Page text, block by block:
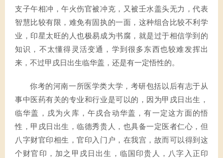
支子午相冲，午火伤官被冲克，又被壬水盖头无力，代表
智慧比较有限，难免有固执的一面，这种组合比较不利学
业，印星太旺的人也极易成为书腐，就是过于相信学到的
知识，不太懂得灵活变通，学到很多东西也较难发挥出
来，不过甲戌日出生临华盖，还是有一定悟性的。
你考的河南一所医学类大学，考研包括以后有志于从
事中医药有关的专业和行业是可以的，因为甲戌日出生，
临华盖，戌为火库，午戌合动华盖，有一定这方面的悟
性，甲戌日出生，临德秀贵人，也具备一定医者仁心，但
八字财官印相生，官印入门户，在我宫，故而可以得到这
个财官印，加之甲戌日出生，临国印贵人，八字入正印